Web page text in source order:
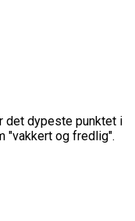
det dypeste punktet i
"vakkert og fredlig".